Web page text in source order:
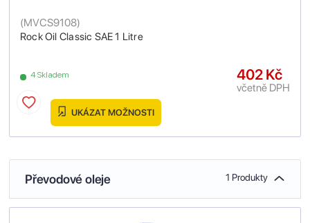
Rock Oil Classic SAE 1 Litre
(MVCS9108)
4 Skladem 402 Kč
včetně DPH
UKÁZAT MOŽNOSTI
Převodové oleje 1 Produkty